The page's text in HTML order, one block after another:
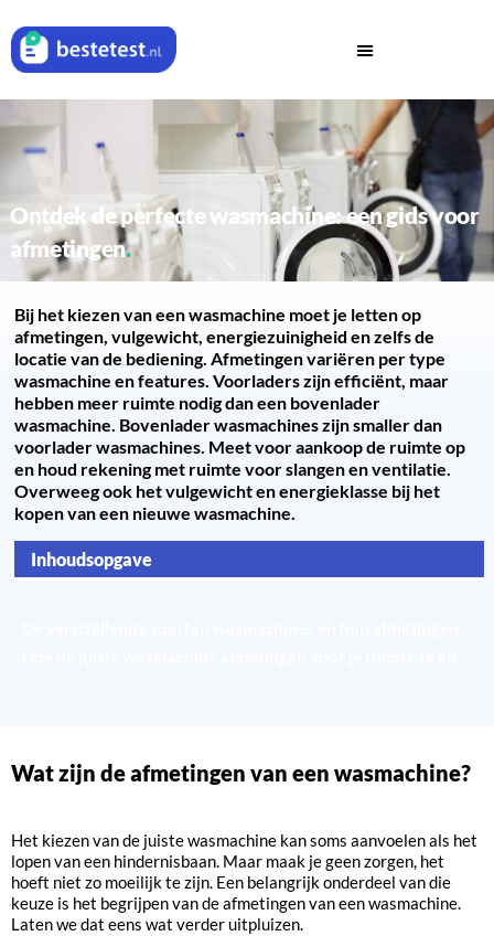
Ontdek de perfecte wasmachine: een gids voor
afmetingen
Bij het kiezen van een wasmachine moet je letten op
afmetingen, vulgewicht, energiezuinigheid en zelfs de
locatie van de bediening. Afmetingen variëren per type
wasmachine en features. Voorladers zijn efficiënt, maar
hebben meer ruimte nodig dan een bovenlader
wasmachine. Bovenlader wasmachines zijn smaller dan
voorlader wasmachines. Meet voor aankoop de ruimte op
en houd rekening met ruimte voor slangen en ventilatie.
Overweeg ook het vulgewicht en energieklasse bij het
kopen van een nieuwe wasmachine.
Inhoudsopgave
Wat zijn de afmetingen van een wasmachine?
Het kiezen van de juiste wasmachine kan soms aanvoelen als het
lopen van een hindernisbaan. Maar maak je geen zorgen, het
hoeft niet zo moeilijk te zijn. Een belangrijk onderdeel van die
keuze is het begrijpen van de afmetingen van een wasmachine.
Laten we dat eens wat verder uitpluizen.